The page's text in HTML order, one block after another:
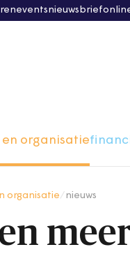
eventsnieuwsbrief
en organisatie
organisatie nieuws